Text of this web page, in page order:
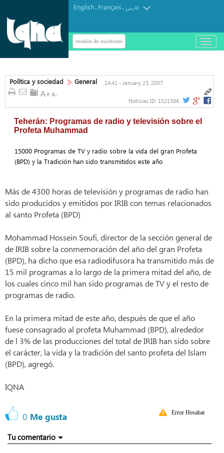
English. Français.فارسی
versión de escritorio
باز
و
Política y sociedad General 14:41 - January 23, 2007
Noticias ID: 1521304
Teherán: Programas de radio y televisión sobre el
Profeta Muhammad
15000 Programas de TV y radio sobre la vida del gran Profeta
(BPD) y la Tradición han sido transmitidos este año
Más de 4300 horas de televisión y programas de radio han
sido producidos y emitidos por IRIB con temas relacionados
al santo Profeta (BPD)
Mohammad Hossein Soufi, director de la sección general de
de IRIB sobre la conmemoración del año del gran Profeta
(BPD), ha dicho que esa radiodifusora ha transmitido más de
15 mil programas a lo largo de la primera mitad del año, de
los cuales cinco mil han sido programas de TV y el resto de
programas de radio.
En la primera mitad de este año, después de que el año
fuese consagrado al profeta Muhammad (BPD), alrededor
de l 3% de las producciones del total de IRIB han sido sobre
el carácter, la vida y la tradición del santo profeta del Islam
(BPD), agregó.
IQNA
0 Me gusta Error Hesabat
Tu comentario